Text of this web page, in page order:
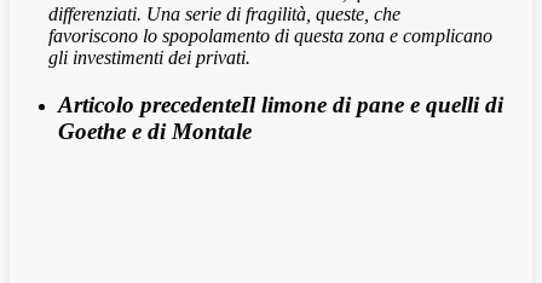
differenziati. Una serie di fragilità, queste, che
favoriscono lo spopolamento di questa zona e complicano
gli investimenti dei privati.
Articolo precedenteIl limone di pane e quelli di
Goethe e di Montale